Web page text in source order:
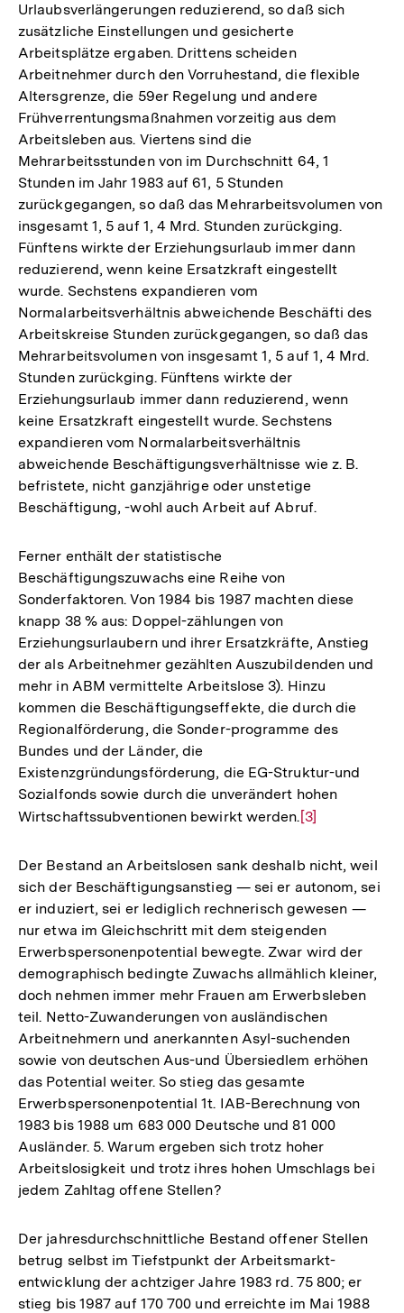
Urlaubsverlängerungen reduzierend, so daß sich
zusätzliche Einstellungen und gesicherte
Arbeitsplätze ergaben. Drittens scheiden
Arbeitnehmer durch den Vorruhestand, die flexible
Altersgrenze, die 59er Regelung und andere
Frühverrentungsmaßnahmen vorzeitig aus dem
Arbeitsleben aus. Viertens sind die
Mehrarbeitsstunden von im Durchschnitt 64, 1
Stunden im Jahr 1983 auf 61, 5 Stunden
zurückgegangen, so daß das Mehrarbeitsvolumen von
insgesamt 1, 5 auf 1, 4 Mrd. Stunden zurückging.
Fünftens wirkte der Erziehungsurlaub immer dann
reduzierend, wenn keine Ersatzkraft eingestellt
wurde. Sechstens expandieren vom
Normalarbeitsverhältnis abweichende Beschäfti des
Arbeitskreise Stunden zurückgegangen, so daß das
Mehrarbeitsvolumen von insgesamt 1, 5 auf 1, 4 Mrd.
Stunden zurückging. Fünftens wirkte der
Erziehungsurlaub immer dann reduzierend, wenn
keine Ersatzkraft eingestellt wurde. Sechstens
expandieren vom Normalarbeitsverhältnis
abweichende Beschäftigungsverhältnisse wie z. B.
befristete, nicht ganzjährige oder unstetige
Beschäftigung, -wohl auch Arbeit auf Abruf.
Ferner enthält der statistische
Beschäftigungszuwachs eine Reihe von
Sonderfaktoren. Von 1984 bis 1987 machten diese
knapp 38 % aus: Doppel-zählungen von
Erziehungsurlaubern und ihrer Ersatzkräfte, Anstieg
der als Arbeitnehmer gezählten Auszubildenden und
mehr in ABM vermittelte Arbeitslose 3). Hinzu
kommen die Beschäftigungseffekte, die durch die
Regionalförderung, die Sonder-programme des
Bundes und der Länder, die
Existenzgründungsförderung, die EG-Struktur-und
Sozialfonds sowie durch die unverändert hohen
Wirtschaftssubventionen bewirkt werden. Zur
der
Fußnote
[3]
Der Bestand an Arbeitslosen sank deshalb nicht, weil
sich der Beschäftigungsanstieg — sei er autonom, sei
er induziert, sei er lediglich rechnerisch gewesen —
nur etwa im Gleichschritt mit dem steigenden
Erwerbspersonenpotential bewegte. Zwar wird der
demographisch bedingte Zuwachs allmählich kleiner,
doch nehmen immer mehr Frauen am Erwerbsleben
teil. Netto-Zuwanderungen von ausländischen
Arbeitnehmern und anerkannten Asyl-suchenden
sowie von deutschen Aus-und Übersiedlem erhöhen
das Potential weiter. So stieg das gesamte
Erwerbspersonenpotential 1t. IAB-Berechnung von
1983 bis 1988 um 683 000 Deutsche und 81 000
Ausländer. 5. Warum ergeben sich trotz hoher
Arbeitslosigkeit und trotz ihres hohen Umschlags bei
jedem Zahltag offene Stellen?
Der jahresdurchschnittliche Bestand offener Stellen
betrug selbst im Tiefstpunkt der Arbeitsmarkt-
entwicklung der achtziger Jahre 1983 rd. 75 800; er
stieg bis 1987 auf 170 700 und erreichte im Mai 1988